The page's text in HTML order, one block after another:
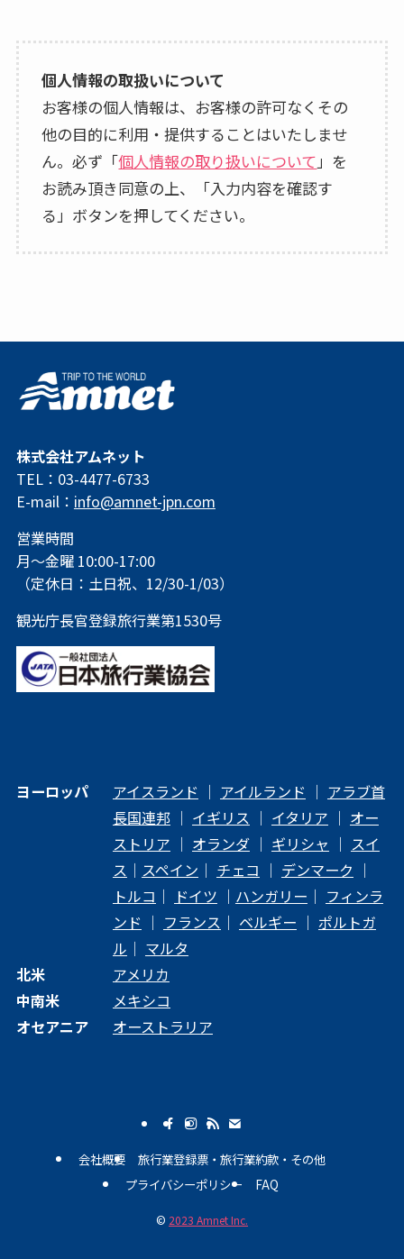
個人情報の取扱いについて
お客様の個人情報は、お客様の許可なくその
他の目的に利用・提供することはいたしませ
ん。必ず「個人情報の取り扱いについて 」を
お読み頂き同意の上、「入力内容を確認す
る」ボタンを押してください。
株式会社アムネット
TEL：03-4477-6733
E-mail： info@amnet-jpn.com
営業時間
月～金曜 10:00-17:00
（定休日：土日祝、12/30-1/03）
観光庁長官登録旅行業第1530号
ヨーロッパ アイスランド ｜ アイルランド ｜ アラブ首
長国連邦｜ イギリス ｜ イタリア ｜ オー
ストリア ｜ オランダ｜ ギリシャ ｜ スイ
ス ｜ スペイン ｜ チェコ ｜ デンマーク ｜
トルコ ｜ ドイツ ｜ ハンガリー ｜ フィンラ
ンド ｜ フランス ｜ ベルギー ｜ ポルトガ
ル ｜ マルタ
北米
アメリカ
中南米
メキシコ
オセアニア
オーストラリア
会社概要
旅行業登録票・旅行業約款・その他
プライバシーポリシー
FAQ
© 2023 Amnet Inc.